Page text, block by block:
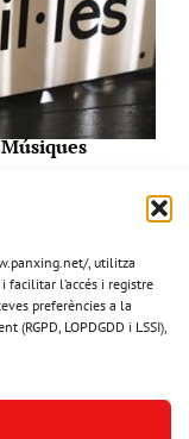
, utilitza
facilitar l’accés i registre
preferències a la
LOPDGDD i LSSI),
la programació
con una